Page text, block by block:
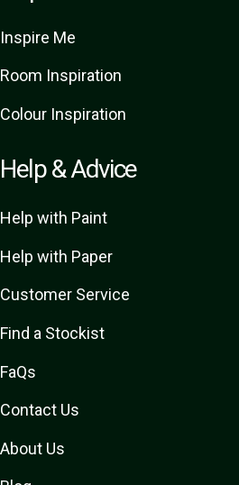
Inspire Me
Room Inspiration
Colour Inspiration
Help & Advice
Help with Paint
Help with Paper
Customer Service
Find a Stockist
FaQs
Contact Us
About Us